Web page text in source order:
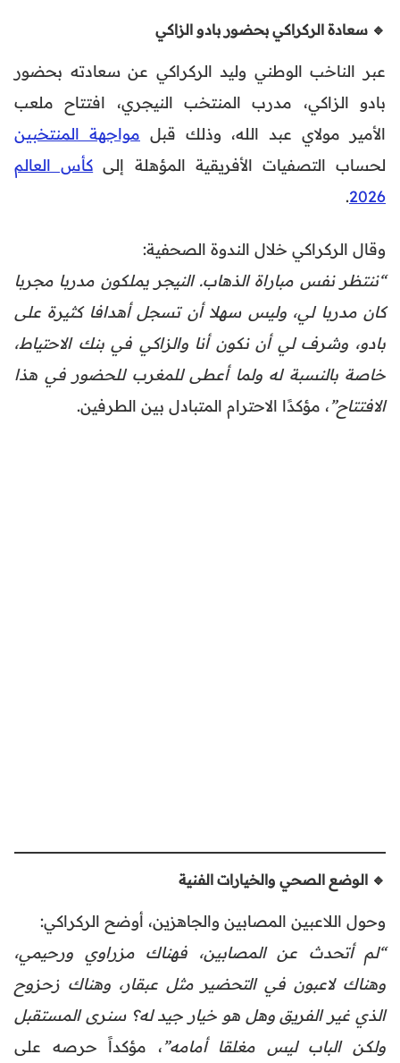
🔹 سعادة الركراكي بحضور بادو الزاكي
عبر الناخب الوطني وليد الركراكي عن سعادته بحضور
بادو الزاكي، مدرب المنتخب النيجري، افتتاح ملعب
الأمير مولاي عبد الله، وذلك قبل مواجهة المنتخبين
لحساب التصفيات الأفريقية المؤهلة إلى كأس العالم
2026
.
وقال الركراكي خلال الندوة الصحفية:
“ننتظر نفس مباراة الذهاب. النيجر يملكون مدربا مجربا
كان مدربا لي، وليس سهلا أن تسجل أهدافا كثيرة على
بادو، وشرف لي أن نكون أنا والزاكي في بنك الاحتياط،
خاصة بالنسبة له ولما أعطى للمغرب للحضور في هذا
الافتتاح”، مؤكدًا الاحترام المتبادل بين الطرفين.
🔹 الوضع الصحي والخيارات الفنية
وحول اللاعبين المصابين والجاهزين، أوضح الركراكي:
“لم أتحدث عن المصابين، فهناك مزراوي ورحيمي،
وهناك لاعبون في التحضير مثل عبقار، وهناك زحزوح
الذي غير الفريق وهل هو خيار جيد له؟ سنرى المستقبل
ولكن الباب ليس مغلقا أمامه”، مؤكداً حرصه على